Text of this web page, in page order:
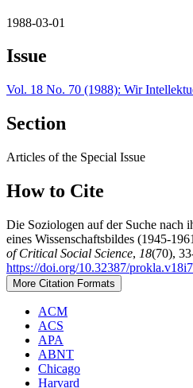
1988-03-01
Issue
Vol. 18 No. 70 (1988): Wir
Section
Articles of the Special Issue
How to Cite
Die Soziologen auf der Suche nach
eines Wissenschaftsbildes (1945-
of Critical Social Science, 18(70),
https://doi.org/10.32387/
More Citation Formats
ACM
ACS
APA
ABNT
Chicago
Harvard